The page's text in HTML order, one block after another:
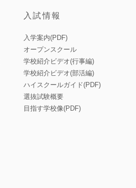
入試情報
入学案内(PDF)
オープンスクール
学校紹介ビデオ(行事編)
学校紹介ビデオ(部活編)
ハイスクールガイド(PDF)
選抜試験概要
目指す学校像(PDF)